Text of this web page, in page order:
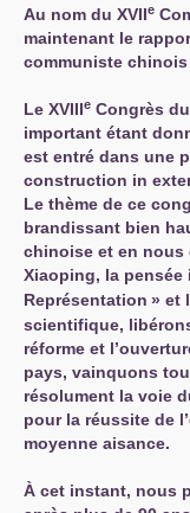
Au nom du XVIIe
maintenant le
communiste chinois
Le XVIIIe Congrès du
important étant
est entré dans une
construction in
Le thème de ce
brandissant bien
chinoise et en nous
Xiaoping, la pensée
Représentation » et
scientifique,
réforme et
pays, vainquons
résolument la voie
pour la réussite de
moyenne aisance.
À cet instant, nous